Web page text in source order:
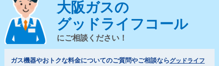
大阪ガスの
グッドライフコール
にご相談ください！
ガス機器やおトクな料金についてのご質問やご相談ならグッドライフ